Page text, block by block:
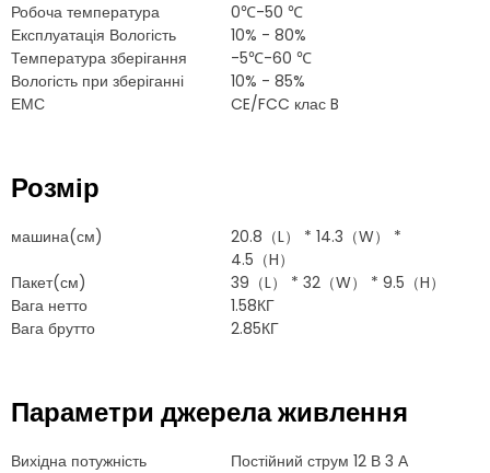
Робоча температура
0℃-50 ℃
Експлуатація Вологість
10% - 80%
Температура зберігання
-5℃-60 ℃
Вологість при зберіганні
10% - 85%
ЕМС
CE/FCC клас B
Розмір
машина(см)
20.8（L） * 14.3（W） *
4.5（H）
Пакет(см)
39（L） * 32（W） * 9.5（H）
Вага нетто
1.58КГ
Вага брутто
2.85КГ
Параметри джерела живлення
Вихідна потужність
Постійний струм 12 В 3 А